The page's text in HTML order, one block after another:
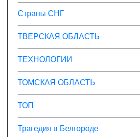
Страны СНГ
ТВЕРСКАЯ ОБЛАСТЬ
ТЕХНОЛОГИИ
ТОМСКАЯ ОБЛАСТЬ
ТОП
Трагедия в Белгороде